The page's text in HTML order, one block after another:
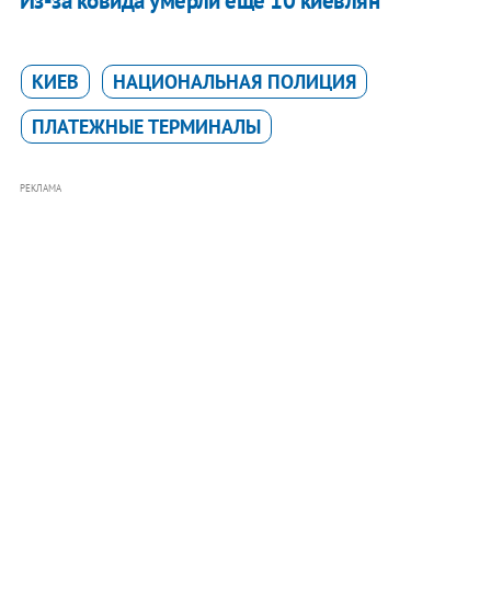
КИЕВ
НАЦИОНАЛЬНАЯ ПОЛИЦИЯ
ПЛАТЕЖНЫЕ ТЕРМИНАЛЫ
РЕКЛАМА